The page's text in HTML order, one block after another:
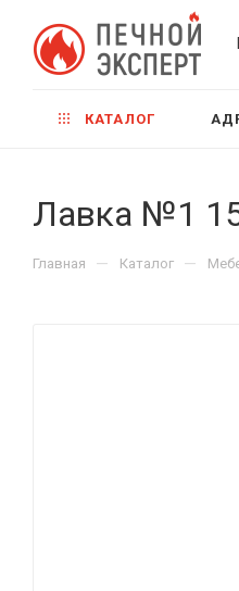
КАТАЛОГ
Лавка №1
Главная — Каталог —